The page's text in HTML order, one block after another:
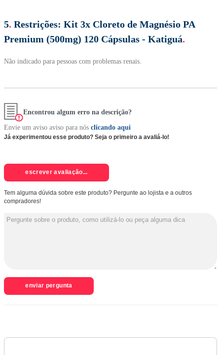
5. Restrições: Kit 3x Cloreto de Magnésio PA
Premium (500mg) 120 Cápsulas - Katiguá.
Não indicado para pessoas com problemas renais.
Encontrou algum erro na descrição?
Envie um aviso aviso para nós clicando aqui
Já experimentou esse produto? Seja o primeiro a avaliá-lo!
escrever avaliação...
Tem alguma dúvida sobre este produto? Pergunte ao lojista e a outros
compradores!
enviar pergunta